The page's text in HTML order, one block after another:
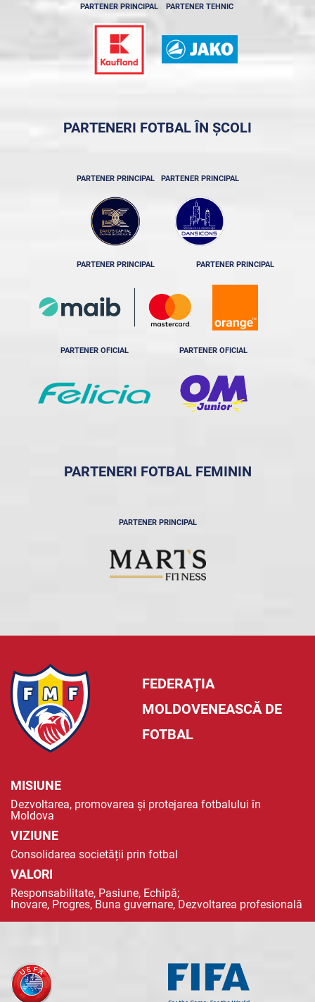
PARTENER PRINCIPAL PARTENER TEHNIC
PARTENERI FOTBAL ÎN ȘCOLI
PARTENER PRINCIPAL PARTENER PRINCIPAL
PARTENER PRINCIPAL PARTENER PRINCIPAL
PARTENER OFICIAL PARTENER OFICIAL
PARTENERI FOTBAL FEMININ
PARTENER PRINCIPAL
FEDERAȚIA
MOLDOVENEASCĂ DE
FOTBAL
MISIUNE
Dezvoltarea, promovarea și protejarea fotbalului în
Moldova
VIZIUNE
Consolidarea societății prin fotbal
VALORI
Responsabilitate, Pasiune, Echipă;
Inovare, Progres, Buna guvernare, Dezvoltarea profesională